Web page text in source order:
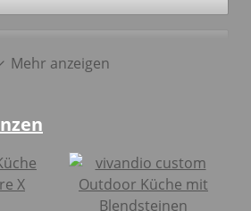
Mehr anzeigen